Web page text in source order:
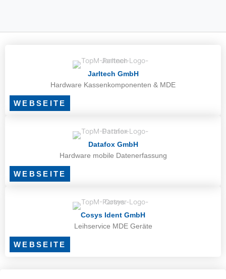
Jarltech GmbH
Hardware Kassenkomponenten & MDE
WEBSEITE
Datafox GmbH
Hardware mobile Datenerfassung
WEBSEITE
Cosys Ident GmbH
Leihservice MDE Geräte
WEBSEITE